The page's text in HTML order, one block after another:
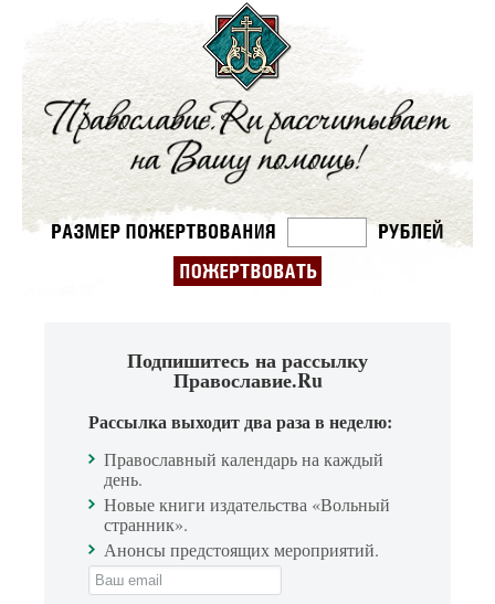
Подпишитесь на рассылку
Православие.Ru
Рассылка выходит два раза в неделю:
Православный календарь на каждый
день.
Новые книги издательства «Вольный
странник».
Анонсы предстоящих мероприятий.